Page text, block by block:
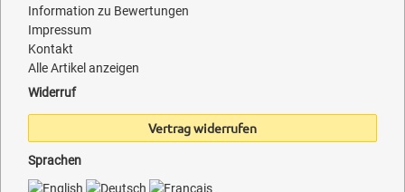
Information zu Bewertungen
Impressum
Kontakt
Alle Artikel anzeigen
Widerruf
Vertrag widerrufen
Sprachen